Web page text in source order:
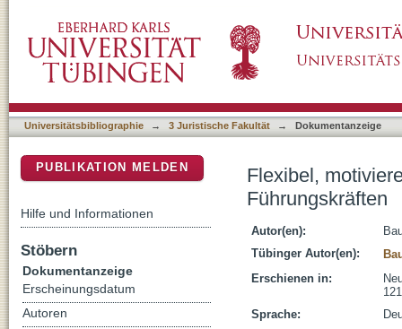
Universitätsbibliographie → 3 Juristische Fakultät → Dokumentanzeige
Flexibel,
Führungskräften
Autor(en):
Tübinger Autor(en):
Erschienen in:
121
Sprache:
PUBLIKATION MELDEN
Hilfe und Informationen
Stöbern
Dokumentanzeige
Erscheinungsdatum
Autoren